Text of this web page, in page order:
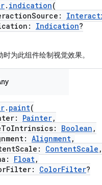
. indication(
Indication?
时为此组件绘制视觉效果。
. paint(
Painter,
Boolean ,
Alignment,
ContentScale ,
Float,
ColorFilter?